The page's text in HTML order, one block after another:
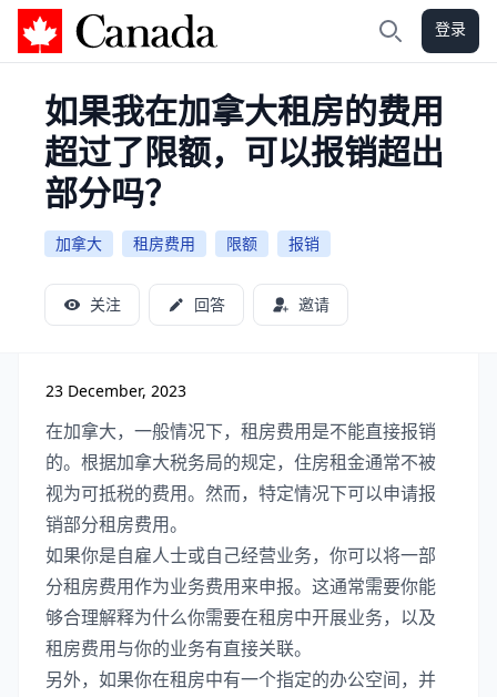
加拿大攻略 登录
如果我在加拿大租房的费用
超过了限额，可以报销超出
部分吗？
加拿大 租房费用 限额 报销
关注 回答 邀请
23 December, 2023
在加拿大，一般情况下，租房费用是不能直接报销
的。根据加拿大税务局的规定，住房租金通常不被
视为可抵税的费用。然而，特定情况下可以申请报
销部分租房费用。
如果你是自雇人士或自己经营业务，你可以将一部
分租房费用作为业务费用来申报。这通常需要你能
够合理解释为什么你需要在租房中开展业务，以及
租房费用与你的业务有直接关联。
另外，如果你在租房中有一个指定的办公空间，并